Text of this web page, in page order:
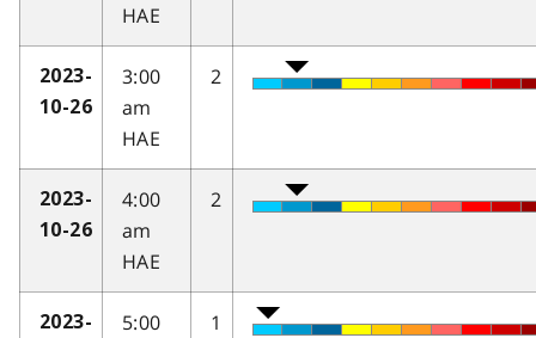
HAE
2023-
10-26
3:00
am
HAE
2
2023-
10-26
4:00
am
HAE
2
2023-
5:00
1